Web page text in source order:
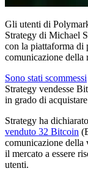
Gli utenti di
Strategy di Michael
con la piattaforma di
comunicazione della
Sono stati scommessi
Strategy vendesse
in grado di
Strategy ha
venduto 32 Bitcoin
comunicazione della
il mercato a essere
utenti.